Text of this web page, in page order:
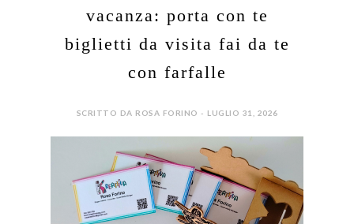
vacanza: porta con te
biglietti da visita fai da te
con farfalle
SCRITTO DA ROSA FORINO - LUGLIO 31, 2026